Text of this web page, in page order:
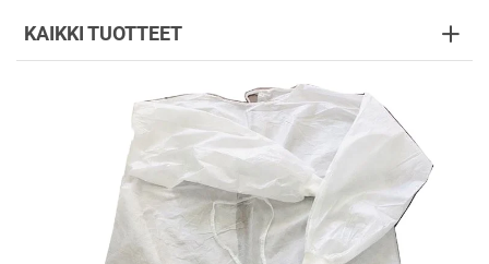
KAIKKI TUOTTEET